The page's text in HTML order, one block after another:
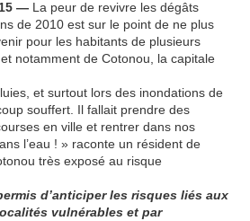
— La peur de revivre les dégâts
de 2010 est sur le point de ne plus
pour les habitants de plusieurs
notamment de Cotonou, la capitale
et surtout lors des inondations de
souffert. Il fallait prendre des
en ville et rentrer dans nos
l’eau ! » raconte un résident de
très exposé au risque
d’anticiper les risques liés aux
vulnérables et par